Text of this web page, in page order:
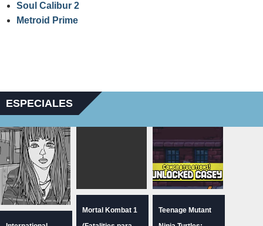
Soul Calibur 2
Metroid Prime
ESPECIALES
Mortal Kombat 1
Teenage Mutant